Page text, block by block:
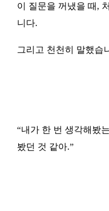
이 질문을 꺼냈을 때,
니다.
그리고 천천히 말했습
“내가 한 번 생각해봤
봤던 것 같아.”